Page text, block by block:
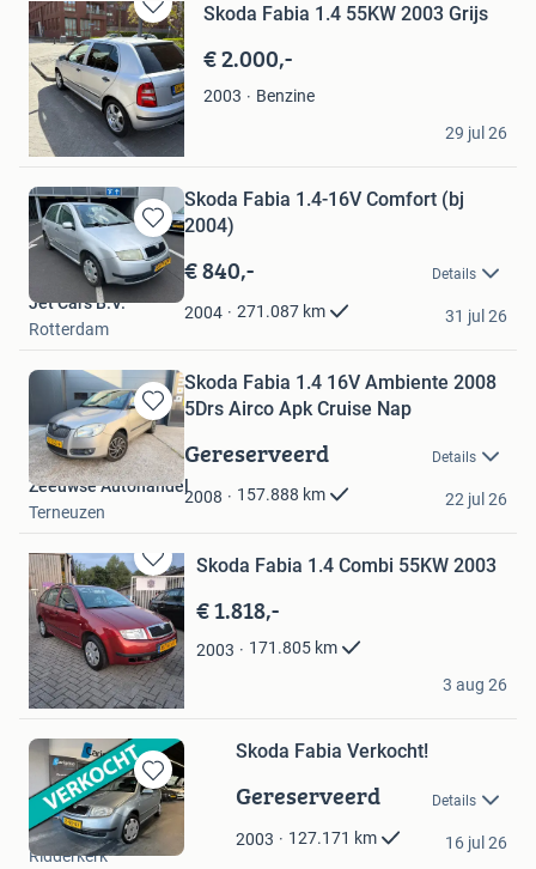
Bewaren
in
Mijn
Favorieten
Skoda Fabia 1.4 55KW 2003 Grijs
€ 2.000,-
2003
Benzine
TCC
Rotterdam
29 jul 26
Bewaren
in
Mijn
Favorieten
Skoda Fabia 1.4-16V Comfort (bj
2004)
€ 840,- Details
2004 271.087 km
Jet Cars B.V.
Rotterdam
31 jul 26
Bewaren
in
Mijn
Favorieten
Skoda Fabia 1.4 16V Ambiente 2008
5Drs Airco Apk Cruise Nap
Gereserveerd Details
2008 157.888 km
Zeeuwse Autohandel
Terneuzen
22 jul 26
Bewaren
in
Mijn
Favorieten
Skoda Fabia 1.4 Combi 55KW 2003
€ 1.818,-
2003 171.805 km
ROSROKER GARAGE
Brielle
3 aug 26
Bewaren
in
Mijn
Favorieten
Skoda Fabia Verkocht!
Gereserveerd Details
2003 127.171 km
Carisma Car Center
Ridderkerk
16 jul 26